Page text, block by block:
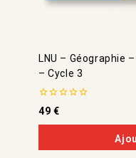
LNU – Géographie
– Cycle 3
0
de
5
49 €